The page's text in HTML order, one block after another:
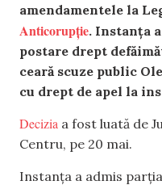
amendamentele la
Anticorupție. Instanța
postare drept
ceară scuze public
cu drept de apel la
Decizia a fost luată de
Centru, pe 20 mai.
Instanța a admis